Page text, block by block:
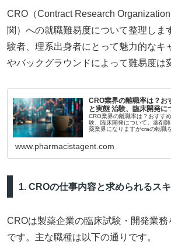
CRO（Contract Research
関）への就職難易度について整理しま
験者、理系出身者にとって魅力的なキ
やバックグラウンドによって難易度は
CRO業界の離職率は？お
と実態 治験、臨床開発に
CRO業界の離職率は？おすす
験、臨床開発について。薬剤
薬業界になりますがcraの転職
そこそこ入社しやすいため、
知られています。しかしCRO
www.pharmacistagent.com
1. CROの仕事内容と求められるス
CROは製薬企業の臨床試験・開発業
です。主な職種は以下の通りです。